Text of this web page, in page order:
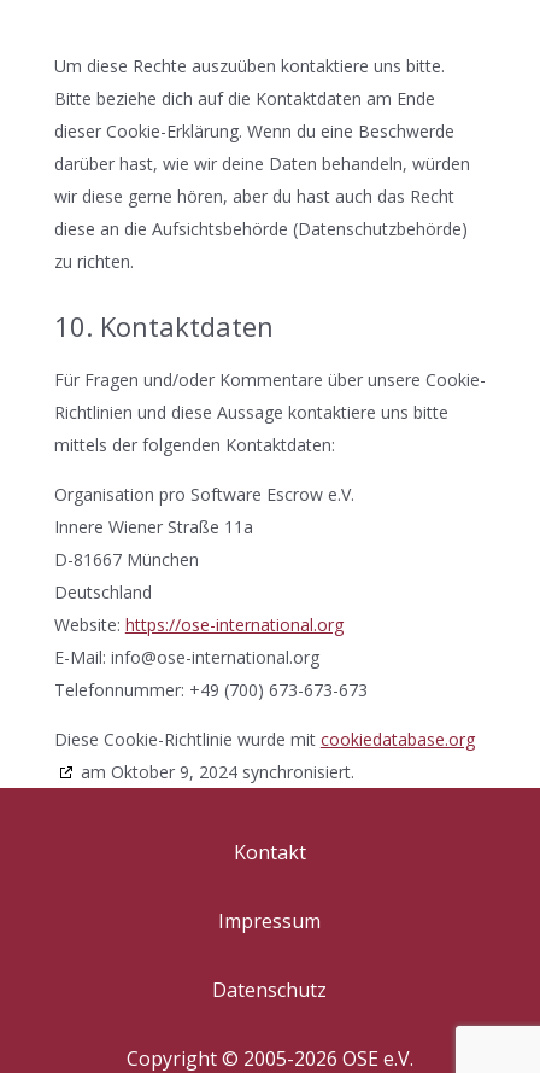
Um diese Rechte auszuüben kontaktiere uns bitte.
Bitte beziehe dich auf die Kontaktdaten am Ende
dieser Cookie-Erklärung. Wenn du eine Beschwerde
darüber hast, wie wir deine Daten behandeln, würden
wir diese gerne hören, aber du hast auch das Recht
diese an die Aufsichtsbehörde (Datenschutzbehörde)
zu richten.
10. Kontaktdaten
Für Fragen und/oder Kommentare über unsere Cookie-
Richtlinien und diese Aussage kontaktiere uns bitte
mittels der folgenden Kontaktdaten:
Organisation pro Software Escrow e.V.
Innere Wiener Straße 11a
D-81667 München
Deutschland
Website: https://ose-international.org
E-Mail: info@ose-international.org
Telefonnummer: +49 (700) 673-673-673
Diese Cookie-Richtlinie wurde mit cookiedatabase.org
am Oktober 9, 2024 synchronisiert.
Kontakt
Impressum
Datenschutz
Copyright © 2005-2026 OSE e.V.